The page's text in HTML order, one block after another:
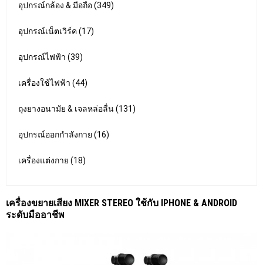
อุปกรณ์กล้อง & มือถือ (349)
อุปกรณ์เน็ตเวิร์ค (17)
อุปกรณ์ไฟฟ้า (39)
เครื่องใช้ไฟฟ้า (44)
ถุงยางอนามัย & เจลหล่อลื่น (131)
อุปกรณ์ออกกำลังกาย (16)
เครื่องแต่งกาย (18)
เครื่องขยายเสียง MIXER STEREO ใช้กับ IPHONE & ANDROID
ระดับมืออาชีพ